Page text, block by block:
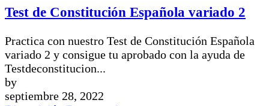
Test de Constitución Española variado 2
Practica con nuestro Test de Constitución Española
variado 2 y consigue tu aprobado con la ayuda de
Testdeconstitucion...
by
septiembre 28, 2022